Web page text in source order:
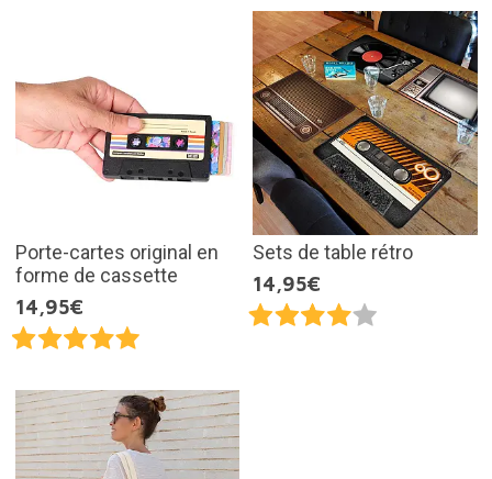
Porte-cartes original en
forme de cassette
14,95€
Sets de table rétro
14,95€